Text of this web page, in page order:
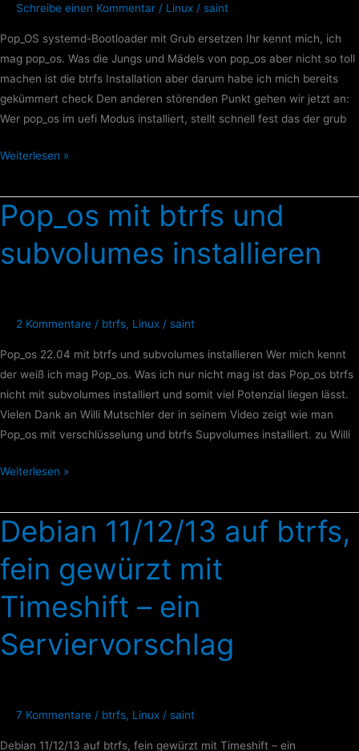
Schreibe einen Kommentar / Linux / saint
Pop_OS systemd-Bootloader mit Grub ersetzen Ihr kennt mich, ich
mag pop_os. Was die Jungs und Mädels von pop_os aber nicht so toll
machen ist die btrfs Installation aber darum habe ich mich bereits
gekümmert check Den anderen störenden Punkt gehen wir jetzt an:
Wer pop_os im uefi Modus installiert, stellt schnell fest das der grub
Weiterlesen »
Pop_os mit btrfs und
subvolumes installieren
2 Kommentare / btrfs, Linux / saint
Pop_os 22.04 mit btrfs und subvolumes installieren Wer mich kennt
der weiß ich mag Pop_os. Was ich nur nicht mag ist das Pop_os btrfs
nicht mit subvolumes installiert und somit viel Potenzial liegen lässt.
Vielen Dank an Willi Mutschler der in seinem Video zeigt wie man
Pop_os mit verschlüsselung und btrfs Supvolumes installiert. zu Willi
Pop_os
mit
btrfs
und
Weiterlesen »
Debian 11/12/13 auf btrfs,
fein gewürzt mit
Timeshift – ein
Serviervorschlag
7 Kommentare / btrfs, Linux / saint
Debian 11/12/13 auf btrfs, fein gewürzt mit Timeshift – ein
Debian
11/12/13
auf
btrfs,
fein
mit
Serviervorschlag